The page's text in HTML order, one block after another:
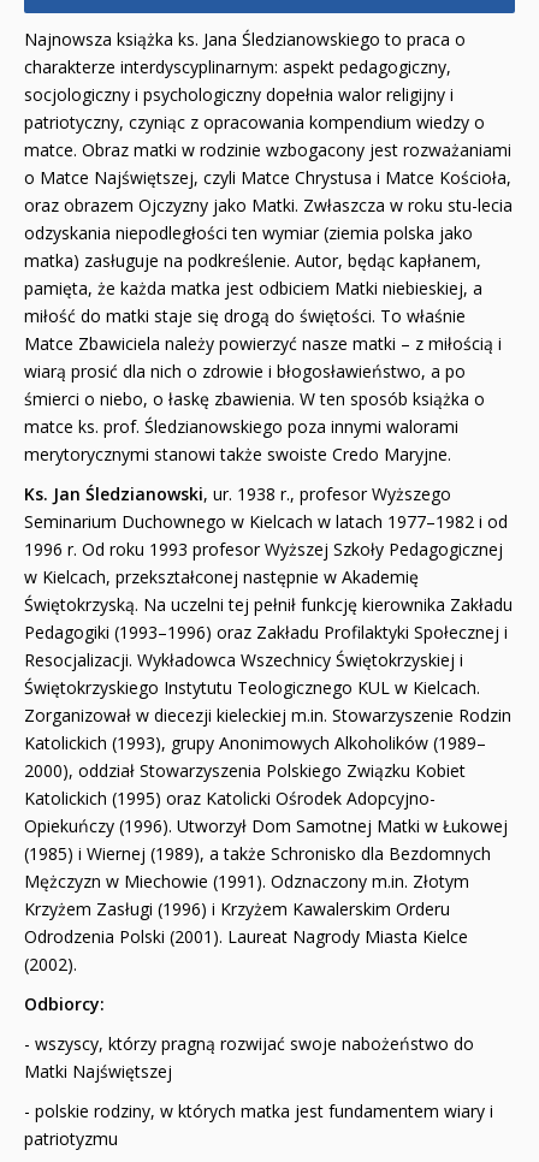
Najnowsza książka ks. Jana Śledzianowskiego to praca o
charakterze interdyscyplinarnym: aspekt pedagogiczny,
socjologiczny i psychologiczny dopełnia walor religijny i
patriotyczny, czyniąc z opracowania kompendium wiedzy o
matce. Obraz matki w rodzinie wzbogacony jest rozważaniami
o Matce Najświętszej, czyli Matce Chrystusa i Matce Kościoła,
oraz obrazem Ojczyzny jako Matki. Zwłaszcza w roku stu-lecia
odzyskania niepodległości ten wymiar (ziemia polska jako
matka) zasługuje na podkreślenie. Autor, będąc kapłanem,
pamięta, że każda matka jest odbiciem Matki niebieskiej, a
miłość do matki staje się drogą do świętości. To właśnie
Matce Zbawiciela należy powierzyć nasze matki – z miłością i
wiarą prosić dla nich o zdrowie i błogosławieństwo, a po
śmierci o niebo, o łaskę zbawienia. W ten sposób książka o
matce ks. prof. Śledzianowskiego poza innymi walorami
merytorycznymi stanowi także swoiste Credo Maryjne.
Ks. Jan Śledzianowski, ur. 1938 r., profesor Wyższego
Seminarium Duchownego w Kielcach w latach 1977–1982 i od
1996 r. Od roku 1993 profesor Wyższej Szkoły Pedagogicznej
w Kielcach, przekształconej następnie w Akademię
Świętokrzyską. Na uczelni tej pełnił funkcję kierownika Zakładu
Pedagogiki (1993–1996) oraz Zakładu Profilaktyki Społecznej i
Resocjalizacji. Wykładowca Wszechnicy Świętokrzyskiej i
Świętokrzyskiego Instytutu Teologicznego KUL w Kielcach.
Zorganizował w diecezji kieleckiej m.in. Stowarzyszenie Rodzin
Katolickich (1993), grupy Anonimowych Alkoholików (1989–
2000), oddział Stowarzyszenia Polskiego Związku Kobiet
Katolickich (1995) oraz Katolicki Ośrodek Adopcyjno-
Opiekuńczy (1996). Utworzył Dom Samotnej Matki w Łukowej
(1985) i Wiernej (1989), a także Schronisko dla Bezdomnych
Mężczyzn w Miechowie (1991). Odznaczony m.in. Złotym
Krzyżem Zasługi (1996) i Krzyżem Kawalerskim Orderu
Odrodzenia Polski (2001). Laureat Nagrody Miasta Kielce
(2002).
Odbiorcy:
- wszyscy, którzy pragną rozwijać swoje nabożeństwo do
Matki Najświętszej
- polskie rodziny, w których matka jest fundamentem wiary i
patriotyzmu